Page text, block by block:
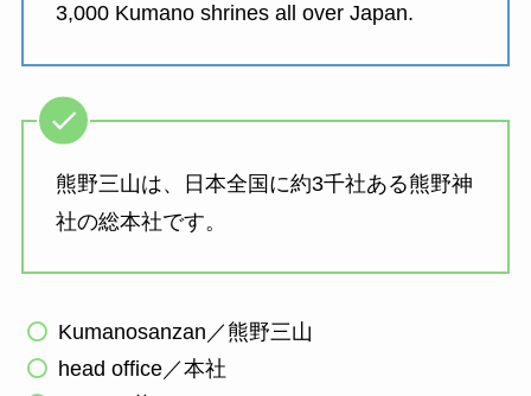
3,000 Kumano shrines all over Japan.
熊野三山は、日本全国に約3千社ある熊野神
社の総本社です。
Kumanosanzan／熊野三山
head office／本社